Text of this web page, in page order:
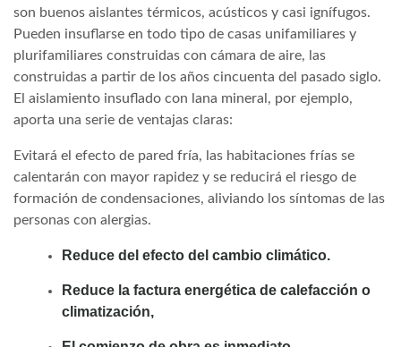
son buenos aislantes térmicos, acústicos y casi ignífugos.
Pueden insuflarse en todo tipo de casas unifamiliares y
plurifamiliares construidas con cámara de aire, las
construidas a partir de los años cincuenta del pasado siglo.
El aislamiento insuflado con lana mineral, por ejemplo,
aporta una serie de ventajas claras:
Evitará el efecto de pared fría, las habitaciones frías se
calentarán con mayor rapidez y se reducirá el riesgo de
formación de condensaciones, aliviando los síntomas de las
personas con alergias.
Reduce del efecto del cambio climático.
Reduce la factura energética de calefacción o
climatización,